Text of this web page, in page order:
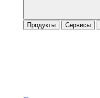
Продукты Сервисы